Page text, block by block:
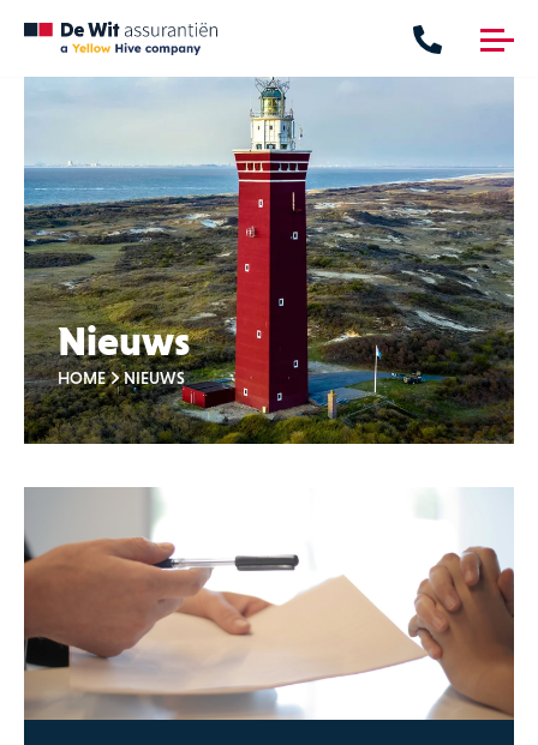
me
nu
Verzekeringen
Hypotheken
Verzekeringen
Financieringen
Maritiem
Particulier
Zakelijk
Contact
Nieuws
HOME NIEUWS